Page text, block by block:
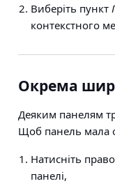
Виберіть пункт
контекстного
Окрема
Деяким панелям
Щоб панель мала
Натисніть
панелі,